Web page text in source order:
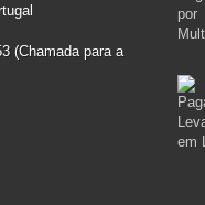
(Chamada para a